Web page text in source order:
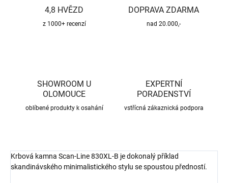
4,8 HVĚZD
z 1000+ recenzí
DOPRAVA ZDARMA
nad 20.000,-
SHOWROOM U
OLOMOUCE
oblíbené produkty k osahání
EXPERTNÍ
PORADENSTVÍ
vstřícná zákaznická podpora
Krbová kamna Scan-Line 830XL-B je dokonalý příklad
skandinávského minimalistického stylu se spoustou předností.